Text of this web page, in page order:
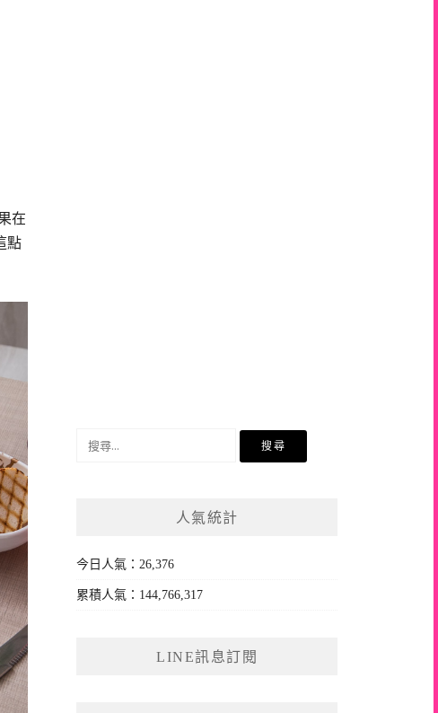
在
點
人氣統計
今日人氣：26,376
累積人氣：144,766,317
LINE訊息訂閱